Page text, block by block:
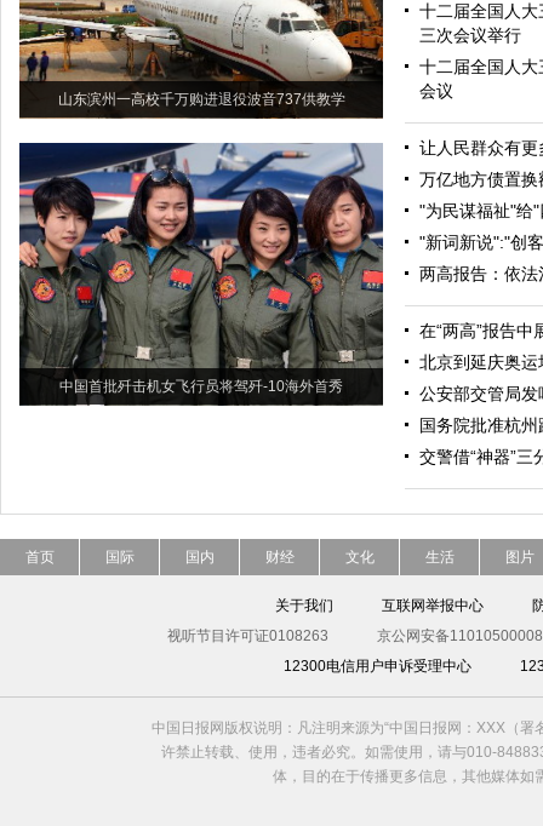
山东滨州一高校千万购进退役波音737供教学
中国首批歼击机女飞行员将驾歼-10海外首秀
十二届全国人
三次会议举行
十二届全国人
会议
让人民群众有更
万亿地方债置换
"为民谋福祉"给
"新词新说":"创
两高报告：依法
在“两高”报告中
北京到延庆奥
公安部交管局
国务院批准杭
交警借“神器”三
首页 国际 国内 财经 文化 生活 图片
关于我们 互联网举报中心
视听节目许可证0108263
京公网安备
12300电信用户申诉受理中心
中国日报网版权说明：凡注明来源为“中国日报网：XXX（
许禁止转载、使用，违者必究。如需使用，请与010-
体，目的在于传播更多信息，其他媒体